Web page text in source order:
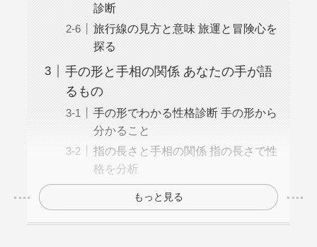
診断
旅行線の見方と意味 旅運と冒険心を
探る
手の形と手相の関係 あなたの手が語
るもの
手の形でわかる性格診断 手の形から
分かること
指の長さと手相の関係 指の長さで性
格を分析
もっと見る